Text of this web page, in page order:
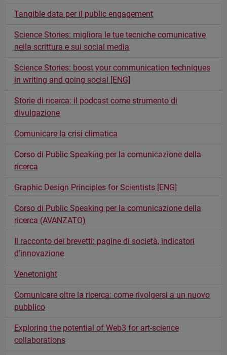
Tangible data per il public engagement
Science Stories: migliora le tue tecniche comunicative
nella scrittura e sui social media
Science Stories: boost your communication techniques
in writing and going social [ENG]
Storie di ricerca: il podcast come strumento di
divulgazione
Comunicare la crisi climatica
Corso di Public Speaking per la comunicazione della
ricerca
Graphic Design Principles for Scientists [ENG]
Corso di Public Speaking per la comunicazione della
ricerca (AVANZATO)
Il racconto dei brevetti: pagine di società, indicatori
d’innovazione
Venetonight
Comunicare oltre la ricerca: come rivolgersi a un nuovo
pubblico
Exploring the potential of Web3 for art-science
collaborations